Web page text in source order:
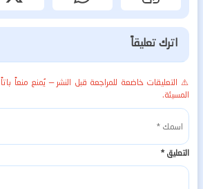
اترك تعليقاً
⚠️ التعليقات خاضعة للمراجعة قبل النشر — يُمنع منعاً
المسيئة.
التعليق*